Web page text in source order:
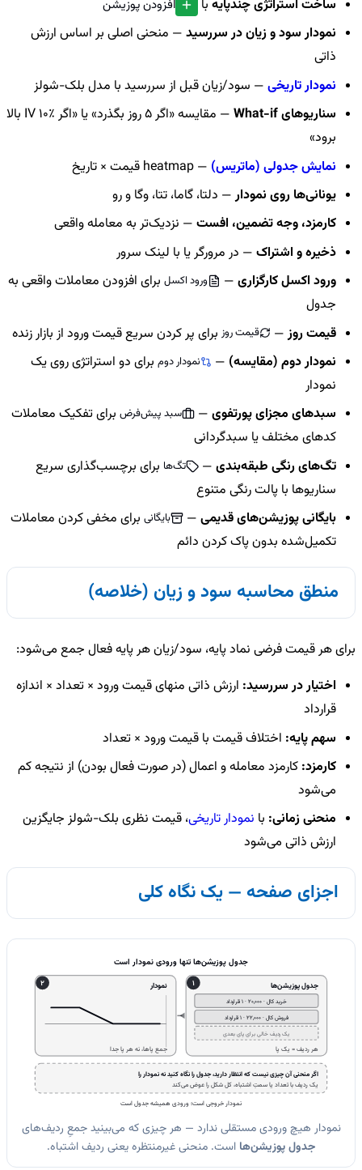
ساخت استراتژی چندپایه با افزودن پوزیشن
نمودار سود و زیان در سررسید — منحنی اصلی بر اساس ارزش
ذاتی
نمودار تاریخی — سود/زیان قبل از سررسید با مدل بلک-شولز
سناریوهای What-if
— مقایسه «اگر 5 روز بگذرد» یا «اگر IV 10٪ بالا
برود»
نمایش جدولی (ماتریس) — heatmap قیمت × تاریخ
یونانی‌ها روی نمودار— دلتا، گاما، تتا، وگا و رو
کارمزد، وجه تضمین، افست — نزدیک‌تر به معامله واقعی
ذخیره و اشتراک — در مرورگر یا با لینک سرور
ورود اکسل کارگزاری — ورود اکسل برای افزودن معاملات واقعی به
جدول
قیمت روز— قیمت روز برای پر کردن سریع قیمت ورود از بازار زنده
نمودار دوم (مقایسه) — نمودار دوم برای دو استراتژی روی یک
نمودار
سبدهای مجزای پورتفوی — سبد پیش‌فرض برای تفکیک معاملات
کدهای مختلف یا سبدگردانی
تگ‌های رنگی طبقه‌بندی — تگ‌ها برای برچسب‌گذاری سریع
سناریوها با پالت رنگی متنوع
بایگانی پوزیشن‌های قدیمی — بایگانی برای مخفی کردن معاملات
تکمیل‌شده بدون پاک کردن دائم
منطق محاسبه سود و زیان (خلاصه)
برای هر قیمت فرضی نماد پایه، سود/زیان هر پایه فعال جمع می‌شود:
اختیار در سررسید: ارزش ذاتی منهای قیمت ورود × تعداد × اندازه
قرارداد
سهم پایه: اختلاف قیمت با قیمت ورود × تعداد
کارمزد: کارمزد معامله و اعمال (در صورت فعال بودن) از نتیجه کم
می‌شود
منحنی زمانی: با نمودار تاریخی، قیمت نظری بلک-شولز جایگزین
ارزش ذاتی می‌شود
اجزای صفحه — یک نگاه کلی
جدول پوزیشن‌ها تنها ورودی نمودار است
جدول پوزیشن‌ها
خرید کال · 20,000 · 1 قرارداد
فروش کال · 22,000 · 1 قرارداد
یک ردیف خالی برای پای بعدی
هر ردیف = یک پا
1 نمودار
جمع پاها، نه هر پا جدا
2
اگر منحنی آن چیزی نیست که انتظار دارید، جدول را نگاه کنید نه نمودار را
یک ردیف با تعداد یا سمتِ اشتباه، کل شکل را عوض می‌کند
نمودار خروجی است؛ ورودی همیشه جدول است
نمودار هیچ ورودی مستقلی ندارد — هر چیزی که می‌بینید جمعِ ردیف‌های
جدول پوزیشن‌ها است. منحنی غیرمنتظره یعنی ردیف اشتباه.